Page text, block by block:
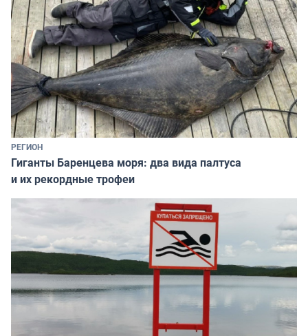
РЕГИОН
Гиганты Баренцева моря: два вида палтуса
и их рекордные трофеи